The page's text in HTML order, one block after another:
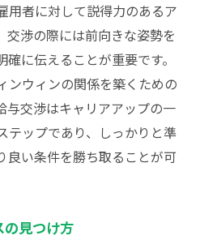
用者に対して説得力のあるア
交渉の際には前向きな姿勢を
に伝えることが重要です。
ンウィンの関係を築くための
与交渉はキャリアアップの一
テップであり、しっかりと準
良い条件を勝ち取ることが可
見つけ方